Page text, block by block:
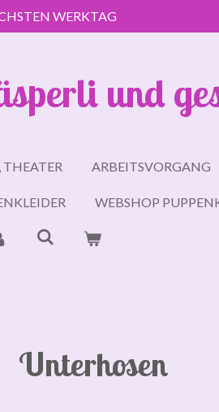
WERKTAG
und
ARBEITSVORGANG
WEBSHOP
Unterhosen